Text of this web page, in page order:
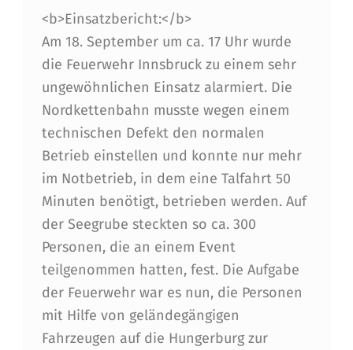
T
Z
B
E
I
N
O
R
D
K
E
T
<b>Einsatzbericht:</b>
Am 18. September um ca. 17 Uhr wurde
die Feuerwehr Innsbruck zu einem sehr
ungewöhnlichen Einsatz alarmiert. Die
Nordkettenbahn musste wegen einem
technischen Defekt den normalen
Betrieb einstellen und konnte nur mehr
im Notbetrieb, in dem eine Talfahrt 50
Minuten benötigt, betrieben werden. Auf
der Seegrube steckten so ca. 300
Personen, die an einem Event
teilgenommen hatten, fest. Die Aufgabe
der Feuerwehr war es nun, die Personen
mit Hilfe von geländegängigen
Fahrzeugen auf die Hungerburg zur